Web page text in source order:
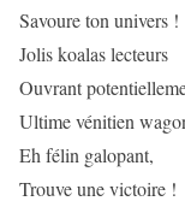
Savoure ton univers !
Jolis koalas lecteurs
Ouvrant
Ultime vénitien
Eh félin galopant,
Trouve une victoire !